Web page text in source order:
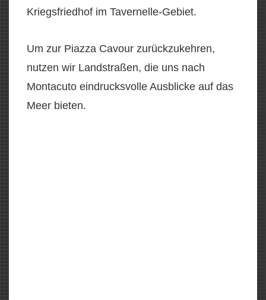
Kriegsfriedhof im Tavernelle-Gebiet.
Um zur Piazza Cavour zurückzukehren,
nutzen wir Landstraßen, die uns nach
Montacuto eindrucksvolle Ausblicke auf das
Meer bieten.